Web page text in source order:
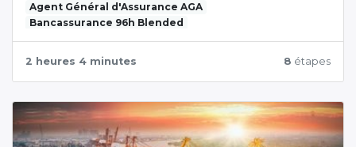
Agent Général d'Assurance AGA
Bancassurance 96h Blended
2 heures 4 minutes 8 étapes